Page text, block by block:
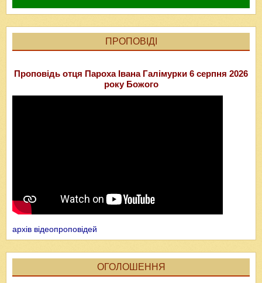
ПРОПОВІДІ
Проповідь отця Пароха Івана Галімурки 6 серпня 2026
року Божого
архів відеопроповідей
ОГОЛОШЕННЯ